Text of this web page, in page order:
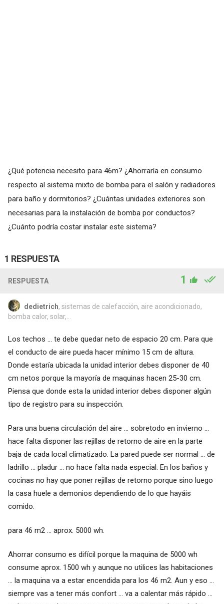
¿Qué potencia necesito para 46m? ¿Ahorraría en consumo
respecto al sistema mixto de bomba para el salón y radiadores
para baño y dormitorios? ¿Cuántas unidades exteriores son
necesarias para la instalación de bomba por conductos?
¿Cuánto podría costar instalar este sistema?
1 RESPUESTA
RESPUESTA 1
dedietrich, sistemas de calefacción, aire acondicionado,
bomba calor, solar,...
Los techos ... te debe quedar neto de espacio 20 cm. Para que
el conducto de aire pueda hacer mínimo 15 cm de altura.
Donde estaría ubicada la unidad interior debes disponer de 40
cm netos porque la mayoría de maquinas hacen 25-30 cm.
Piensa que donde esta la unidad interior debes disponer algún
tipo de registro para su inspección.
Para una buena circulación del aire ... sobretodo en invierno ...
hace falta disponer las rejillas de retorno de aire en la parte
baja de cada local climatizado. La pared puede ser normal ... de
ladrillo ... pladur ... no hace falta nada especial. En los baños y
cocinas no hay que poner rejillas de retorno porque sino luego
la casa huele a demonios dependiendo de lo que hayáis
comido.
para 46 m2 ... aprox. 5000 wh.
Ahorrar consumo es difícil porque la maquina de 5000 wh
consume aprox. 1500 wh y aunque no utilices las habitaciones
... la maquina va a estar encendida para los 46 m2. Aun y eso ...
siempre vas a tener más confort ... va a calentar más rápido ...